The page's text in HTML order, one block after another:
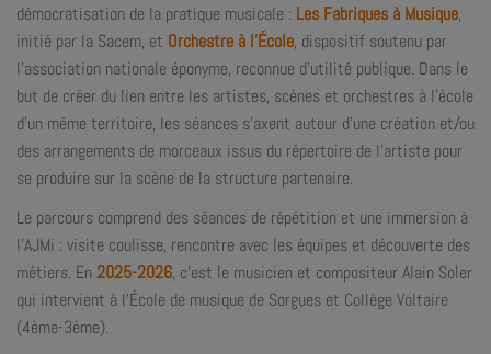
démocratisation de la pratique musicale : Les Fabriques à Musique,
initié par la Sacem, et Orchestre à l’École, dispositif soutenu par
l’association nationale éponyme, reconnue d’utilité publique. Dans le
but de créer du lien entre les artistes, scènes et orchestres à l’école
d’un même territoire, les séances s’axent autour d’une création et/ou
des arrangements de morceaux issus du répertoire de l’artiste pour
se produire sur la scène de la structure partenaire.
Le parcours comprend des séances de répétition et une immersion à
l’AJMi : visite coulisse, rencontre avec les équipes et découverte des
métiers. En 2025-2026, c’est le musicien et compositeur Alain Soler
qui intervient à l’École de musique de Sorgues et Collège Voltaire
(4ème-3ème).